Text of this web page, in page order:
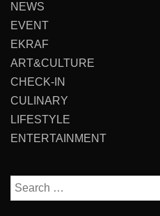
NEWS
EVENT
EKRAF
ART&CULTURE
CHECK-IN
CULINARY
LIFESTYLE
ENTERTAINMENT
Search
for: